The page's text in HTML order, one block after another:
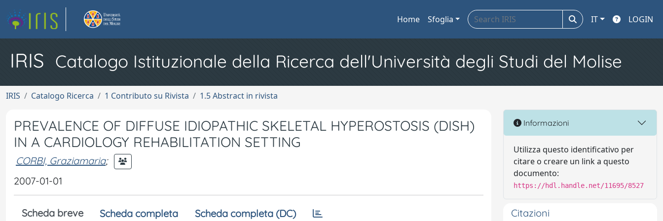
Home Sfoglia IT LOGIN
IRIS Catalogo Istituzionale della Ricerca dell'Università degli Studi del Molise
IRIS Catalogo Ricerca 1 Contributo su Rivista 1.5 Abstract in rivista
PREVALENCE OF DIFFUSE IDIOPATHIC SKELETAL HYPEROSTOSIS (DISH)
IN A CARDIOLOGY REHABILITATION SETTING
CORBI, Graziamaria;
2007-01-01
Scheda breve Scheda completa Scheda completa (DC)
Informazioni
Utilizza questo identificativo per
citare o creare un link a questo
documento:
https://hdl.handle.net/11695/8527
Citazioni